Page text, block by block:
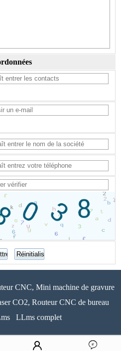
CNC, Mini machine de gravure
CO2, Routeur CNC de bureau
LLms complet